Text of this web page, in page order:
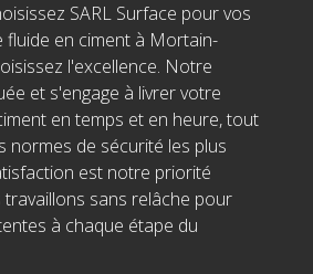
SARL Surface pour vos
fluide en ciment à Mortain-
l'excellence. Notre
et s'engage à livrer votre
en temps et en heure, tout
normes de sécurité les plus
est notre priorité
sans relâche pour
à chaque étape du